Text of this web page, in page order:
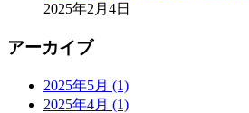
2025年2月4日
アーカイブ
2025年5月 (1)
2025年4月 (1)